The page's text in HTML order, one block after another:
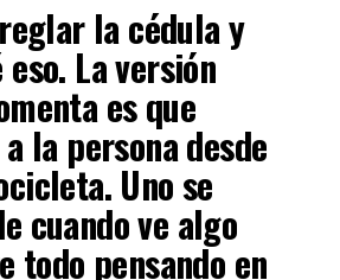
la cédula y
La versión
es que
la persona desde
Uno se
cuando ve algo
todo pensando en